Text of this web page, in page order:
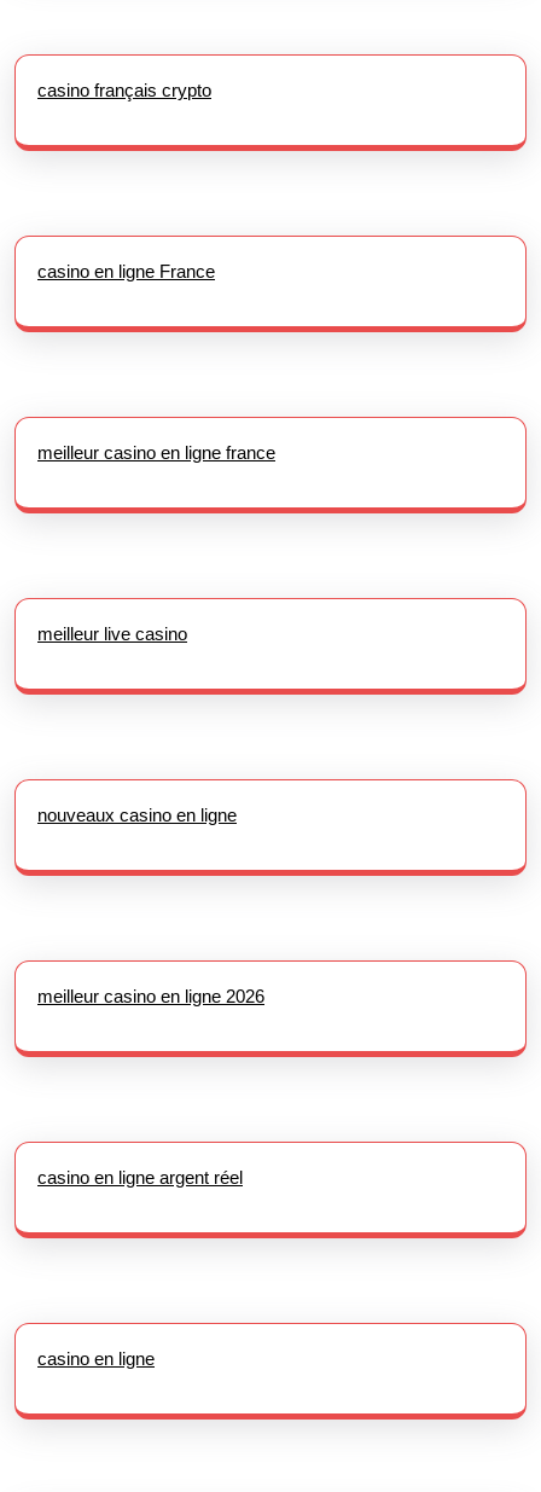
casino français crypto
casino en ligne France
meilleur casino en ligne france
meilleur live casino
nouveaux casino en ligne
meilleur casino en ligne 2026
casino en ligne argent réel
casino en ligne